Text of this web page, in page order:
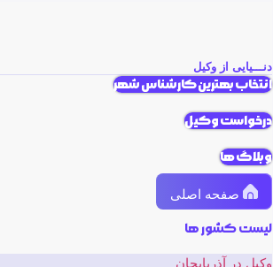
دنـــیایی از وکیل
انتخاب بهترین کارشناس شهر
درخواست وکیل
وبلاگ ها
صفحه اصلی
لیست کشور ها
وکیل در آذربایجان